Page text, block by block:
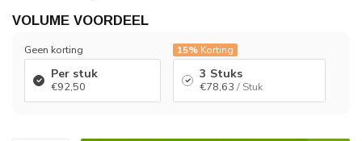
VOLUME VOORDEEL
Geen korting
Per stuk
€92,50
15% Korting
3 Stuks
€78,63 / Stuk